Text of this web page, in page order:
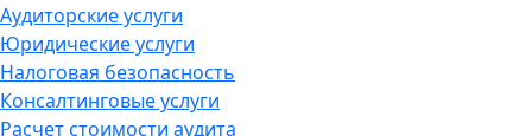
Аудиторские услуги
Юридические услуги
Налоговая безопасность
Консалтинговые услуги
Расчет стоимости аудита